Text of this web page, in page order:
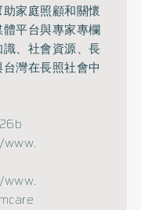
家庭照顧和關懷
平台與專家專欄
、社會資源、長
灣在長照社會中